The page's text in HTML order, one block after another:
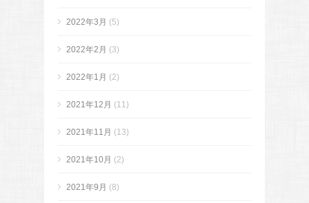
2022年3月 (5)
2022年2月 (3)
2022年1月 (2)
2021年12月 (11)
2021年11月 (13)
2021年10月 (2)
2021年9月 (8)